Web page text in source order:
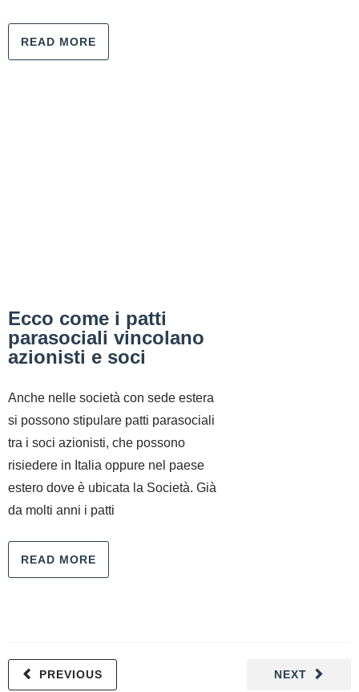
READ MORE
Ecco come i patti
parasociali vincolano
azionisti e soci
Anche nelle società con sede estera
si possono stipulare patti parasociali
tra i soci azionisti, che possono
risiedere in Italia oppure nel paese
estero dove è ubicata la Società. Già
da molti anni i patti
READ MORE
NEXT
PREVIOUS